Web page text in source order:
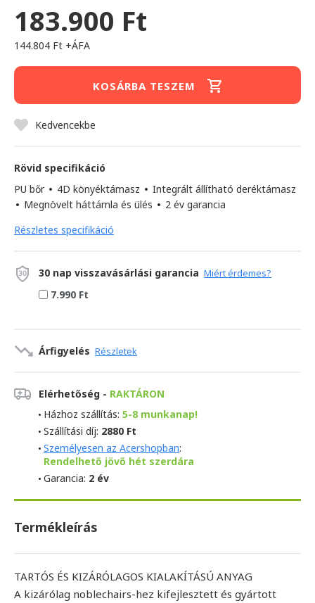
183.900 Ft
144.804 Ft +ÁFA
KOSÁRBA TESZEM
Kedvencekbe
Rövid specifikáció
PU bőr • 4D könyéktámasz • Integrált állítható deréktámasz
• Megnövelt háttámla és ülés • 2 év garancia
Részletes specifikáció
30 nap visszavásárlási garancia Miért érdemes?
7.990 Ft
Árfigyelés Részletek
Elérhetőség - RAKTÁRON
Házhoz szállítás: 5-8 munkanap!
Szállítási díj: 2880 Ft
Személyesen az Acershopban:
Rendelhető jövő hét szerdára
Garancia: 2 év
Termékleírás
TARTÓS ÉS KIZÁRÓLAGOS KIALAKÍTÁSÚ ANYAG
A kizárólag noblechairs-hez kifejlesztett és gyártott